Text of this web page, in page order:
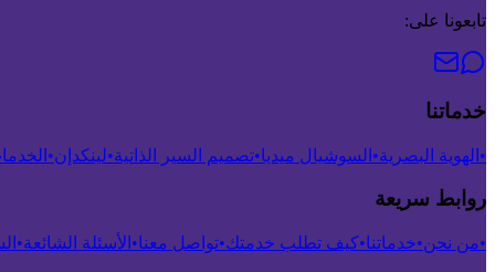
تابعونا على:
خدماتنا
• الهوية البصرية• السوشيال ميديا•تصميم السير الذاتية•لينكدإن•
روابط سريعة
•من نحن•خدماتنا•كيف تطلب خدمتك•تواصل معنا• الأسئلة الشائعة•